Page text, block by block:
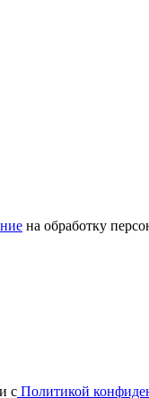
на обработку
с Политикой